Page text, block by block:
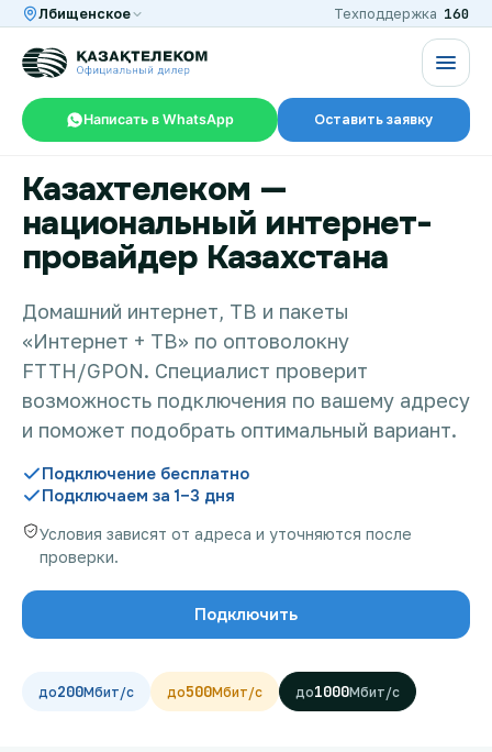
Лбищенское Техподдержка 160
Написать в WhatsApp Оставить заявку
Интернет и ТВ в частном доме
Интернет в офис
TV+
Проверить возможность подключения
Проверить возможность подключения по названию
Казахтелеком —
национальный интернет-
провайдер Казахстана
Домашний интернет, ТВ и пакеты
«Интернет + ТВ» по оптоволокну
FTTH/GPON. Специалист проверит
возможность подключения по вашему адресу
и поможет подобрать оптимальный вариант.
Подключение бесплатно
Подключаем за 1–3 дня
Условия зависят от адреса и уточняются после
проверки.
Подключить
200 500 1000